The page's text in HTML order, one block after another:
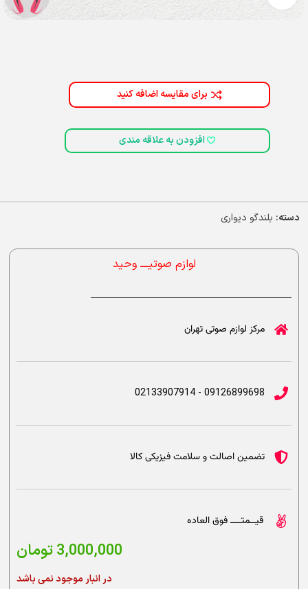
برای مقایسه اضافه کنید
افزودن به علاقه مندی
دسته: بلندگو دیواری
لوازم صوتیــــ وحید
مرکز لوازم صوتی تهران
09126899698 - 02133907914
تضمین اصالت و سلامت فیزیکی کالا
قیــمتــــ فوق العاده
3,000,000تومان
در انبار موجود نمی باشد